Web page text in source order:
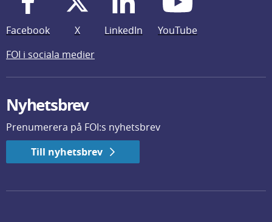
Facebook X LinkedIn
YouTube
FOI i sociala medier
Nyhetsbrev
Prenumerera på FOI:s nyhetsbrev
Till nyhetsbrev